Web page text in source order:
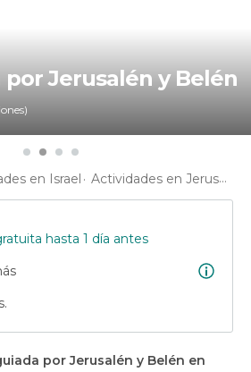
por Jerusalén y Belén
en Israel Actividades en Jerusalén
hasta 1 día antes
por Jerusalén y Belén en